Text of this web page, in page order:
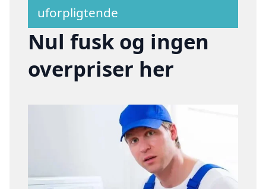
uforpligtende
Nul fusk og ingen
overpriser her